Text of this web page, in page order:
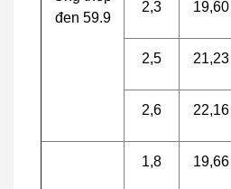
đen 59.9
2,3 19,60
2,5 21,23
2,6 22,16
1,8 19,66